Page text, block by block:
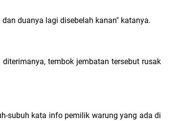
duanya lagi disebelah kanan" katanya.
tembok jembatan tersebut rusak
subuh kata info pemilik warung yang ada di